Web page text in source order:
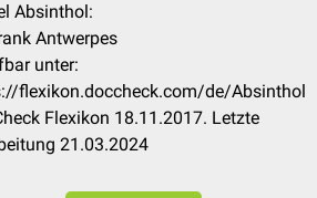
Absinthol:
Antwerpes
unter:
flexikon.doccheck.com/de/Absinthol
Flexikon 18.11.2017. Letzte
21.03.2024